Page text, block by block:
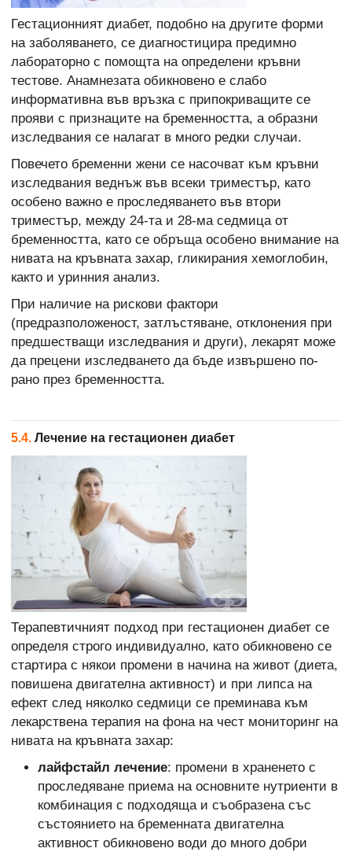
Гестационният диабет, подобно на другите форми
на заболяването, се диагностицира предимно
лабораторно с помощта на определени кръвни
тестове. Анамнезата обикновено е слабо
информативна във връзка с припокриващите се
прояви с признаците на бременността, а образни
изследвания се налагат в много редки случаи.
Повечето бременни жени се насочват към кръвни
изследвания веднъж във всеки триместър, като
особено важно е проследяването във втори
триместър, между 24-та и 28-ма седмица от
бременността, като се обръща особено внимание на
нивата на кръвната захар, гликирания хемоглобин,
както и уринния анализ.
При наличие на рискови фактори
(предразположеност, затлъстяване, отклонения при
предшестващи изследвания и други), лекарят може
да прецени изследването да бъде извършено по-
рано през бременността.
5.4. Лечение на гестационен диабет
Терапевтичният подход при гестационен диабет се
определя строго индивидуално, като обикновено се
стартира с някои промени в начина на живот (диета,
повишена двигателна активност) и при липса на
ефект след няколко седмици се преминава към
лекарствена терапия на фона на чест мониторинг на
нивата на кръвната захар:
лайфстайл лечение: промени в храненето с
проследяване приема на основните нутриенти в
комбинация с подходяща и съобразена със
състоянието на бременната двигателна
активност обикновено води до много добри